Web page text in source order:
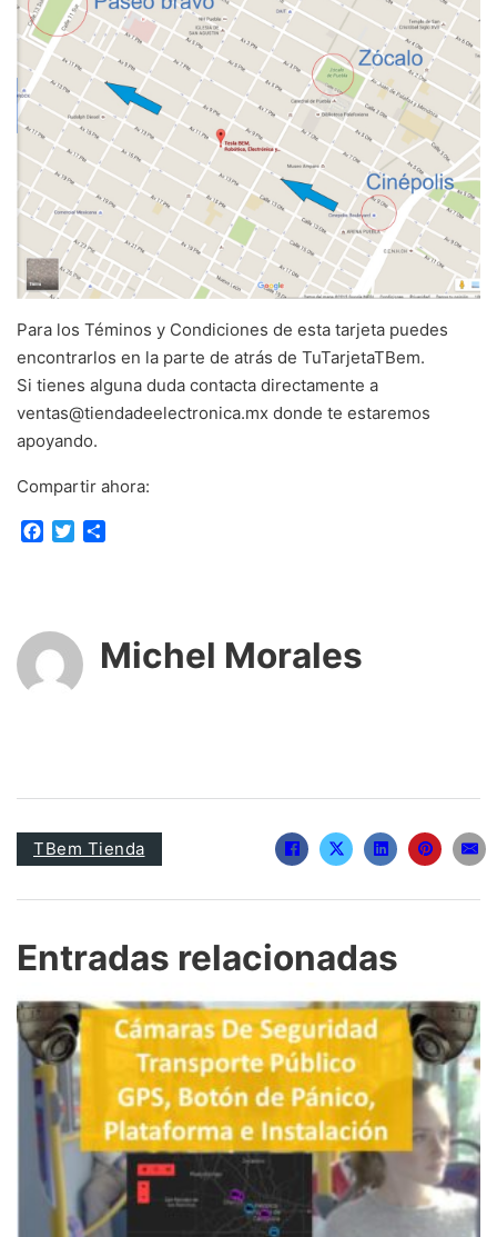
Para los Téminos y Condiciones de esta tarjeta puedes
encontrarlos en la parte de atrás de TuTarjetaTBem.
Si tienes alguna duda contacta directamente a
ventas@tiendadeelectronica.mx donde te estaremos
apoyando.
Compartir ahora:
e
r
t
Michel Morales
TBem Tienda
Entradas relacionadas